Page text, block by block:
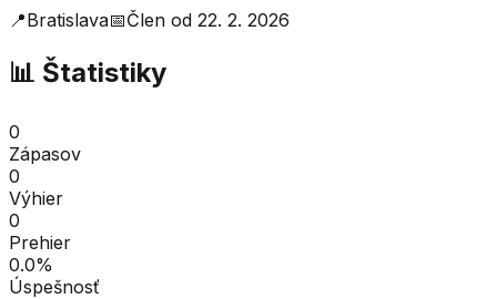
📍Bratislava📅Člen od 22. 2. 2026
📊 Štatistiky
0
Zápasov
0
Výhier
0
Prehier
0.0%
Úspešnosť